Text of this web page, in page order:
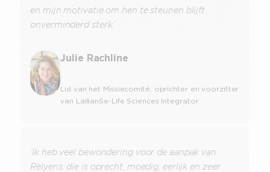
en mijn motivatie om hen te steunen blijft
onverminderd sterk.’
Julie Rachline
Lid van het Missiecomité, oprichter en voorzitter
van LallianSe-Life Sciences Integrator
‘Ik heb veel bewondering voor de aanpak van
Relyens: die is oprecht, moedig, eerlijk en zeer